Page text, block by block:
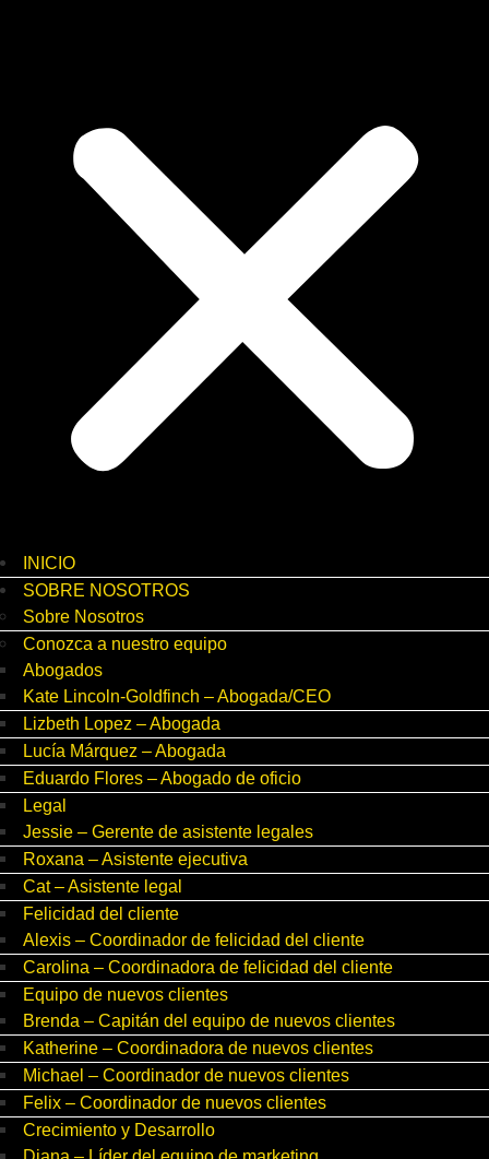
INICIO
SOBRE NOSOTROS
Sobre Nosotros
Conozca a nuestro equipo
Abogados
Kate Lincoln-Goldfinch – Abogada/CEO
Lizbeth Lopez – Abogada
Lucía Márquez – Abogada
Eduardo Flores – Abogado de oficio
Legal
Jessie – Gerente de asistente legales
Roxana – Asistente ejecutiva
Cat – Asistente legal
Felicidad del cliente
Alexis – Coordinador de felicidad del cliente
Carolina – Coordinadora de felicidad del cliente
Equipo de nuevos clientes
Brenda – Capitán del equipo de nuevos clientes
Katherine – Coordinadora de nuevos clientes
Michael – Coordinador de nuevos clientes
Felix – Coordinador de nuevos clientes
Crecimiento y Desarrollo